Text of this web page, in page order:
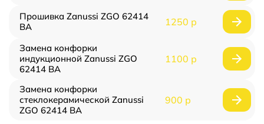
Прошивка Zanussi ZGO 62414
BA
1250 р
Замена конфорки
индукционной Zanussi ZGO
62414 BA
1100 р
Замена конфорки
стеклокерамической Zanussi
ZGO 62414 BA
900 р